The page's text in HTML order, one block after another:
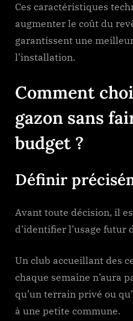
Ces caractéristiques
augmenter le coût du
garantissent une
l’installation.
Comment
gazon sans
budget ?
Définir
Avant toute décision, il
d’identifier l’usage futur
Un club accueillant des
chaque semaine n’aura
qu’un terrain privé ou
à une petite commune.